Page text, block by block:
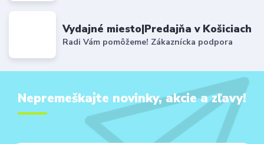
Vydajné miesto|Predajňa v Košiciach
Radi Vám pomôžeme! Zákaznícka podpora
Nepremeškajte novinky, akcie a zľavy!